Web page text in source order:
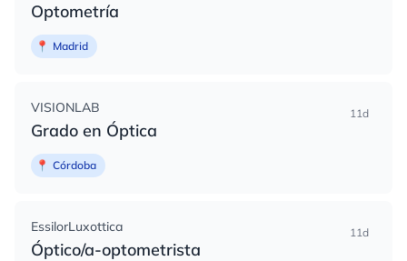
Optometría
📍 Madrid
VISIONLAB
Grado en Óptica
11d
📍 Córdoba
EssilorLuxottica
Óptico/a-optometrista
11d